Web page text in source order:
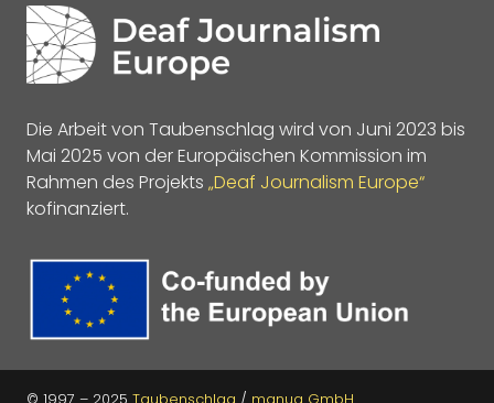
Die Arbeit von Taubenschlag wird von Juni 2023 bis
Mai 2025 von der Europäischen Kommission im
Rahmen des Projekts „Deaf Journalism Europe“
kofinanziert.